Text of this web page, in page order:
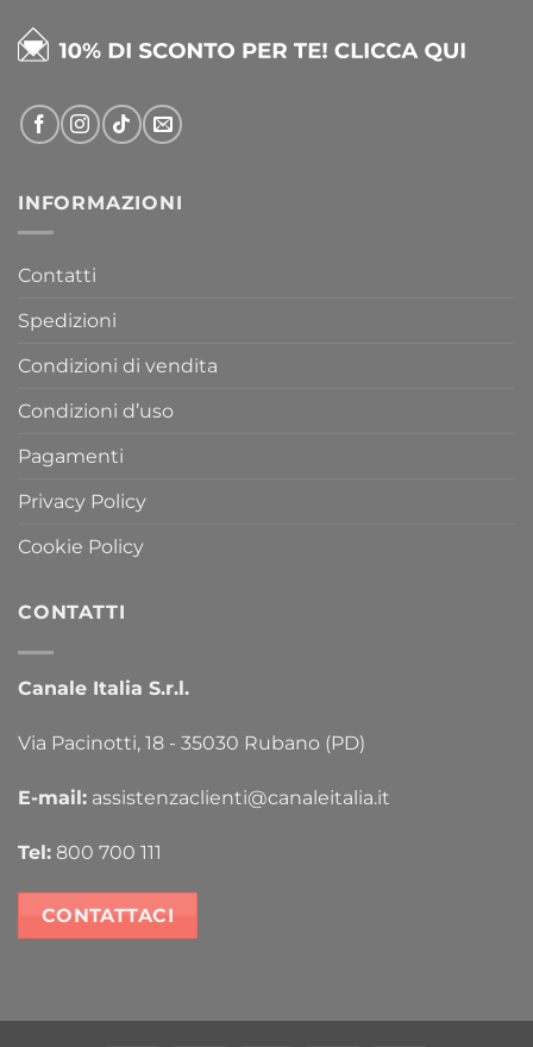
INFORMAZIONI
Contatti
Spedizioni
Condizioni di vendita
Condizioni d’uso
Pagamenti
Privacy Policy
Cookie Policy
CONTATTI
Canale Italia S.r.l.
Via Pacinotti, 18 - 35030 Rubano (PD)
E-mail: assistenzaclienti@canaleitalia.it
Tel: 800 700 111
CONTATTACI